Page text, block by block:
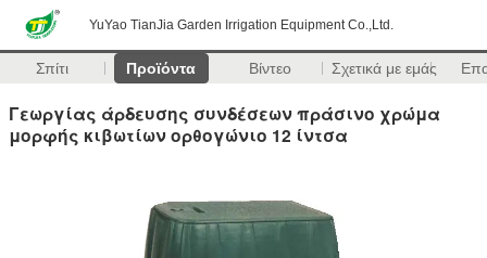
YuYao TianJia Garden Irrigation Equipment Co.,Ltd.
Σπίτι Προϊόντα Βίντεο Σχετικά με εμάς
Γεωργίας άρδευσης συνδέσεων πράσινο χρώμα
μορφής κιβωτίων ορθογώνιο 12 ίντσα